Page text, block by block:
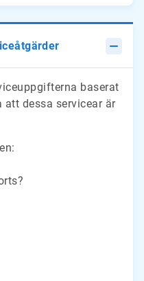
baserat
att dessa servicear är